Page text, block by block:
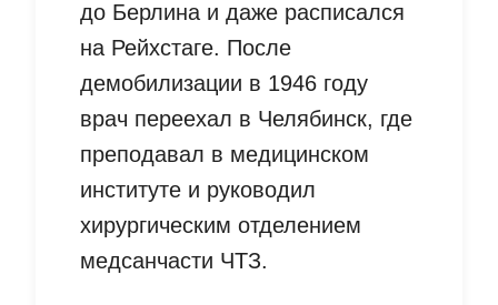
до Берлина и даже расписался
на Рейхстаге. После
демобилизации в 1946 году
врач переехал в Челябинск, где
преподавал в медицинском
институте и руководил
хирургическим отделением
медсанчасти ЧТЗ.